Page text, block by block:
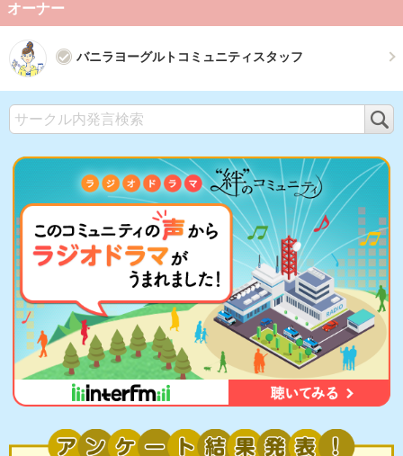
オーナー
バニラヨーグルトコミュニティスタッフ